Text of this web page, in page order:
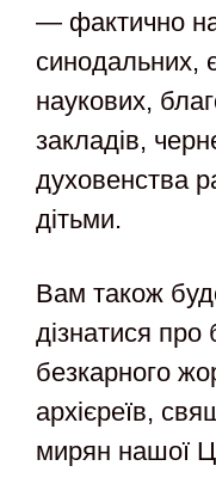
— фактично
синодальних,
наукових,
закладів,
духовенства
дітьми.
Вам також
дізнатися про
безкарного
архієреїв,
мирян нашої